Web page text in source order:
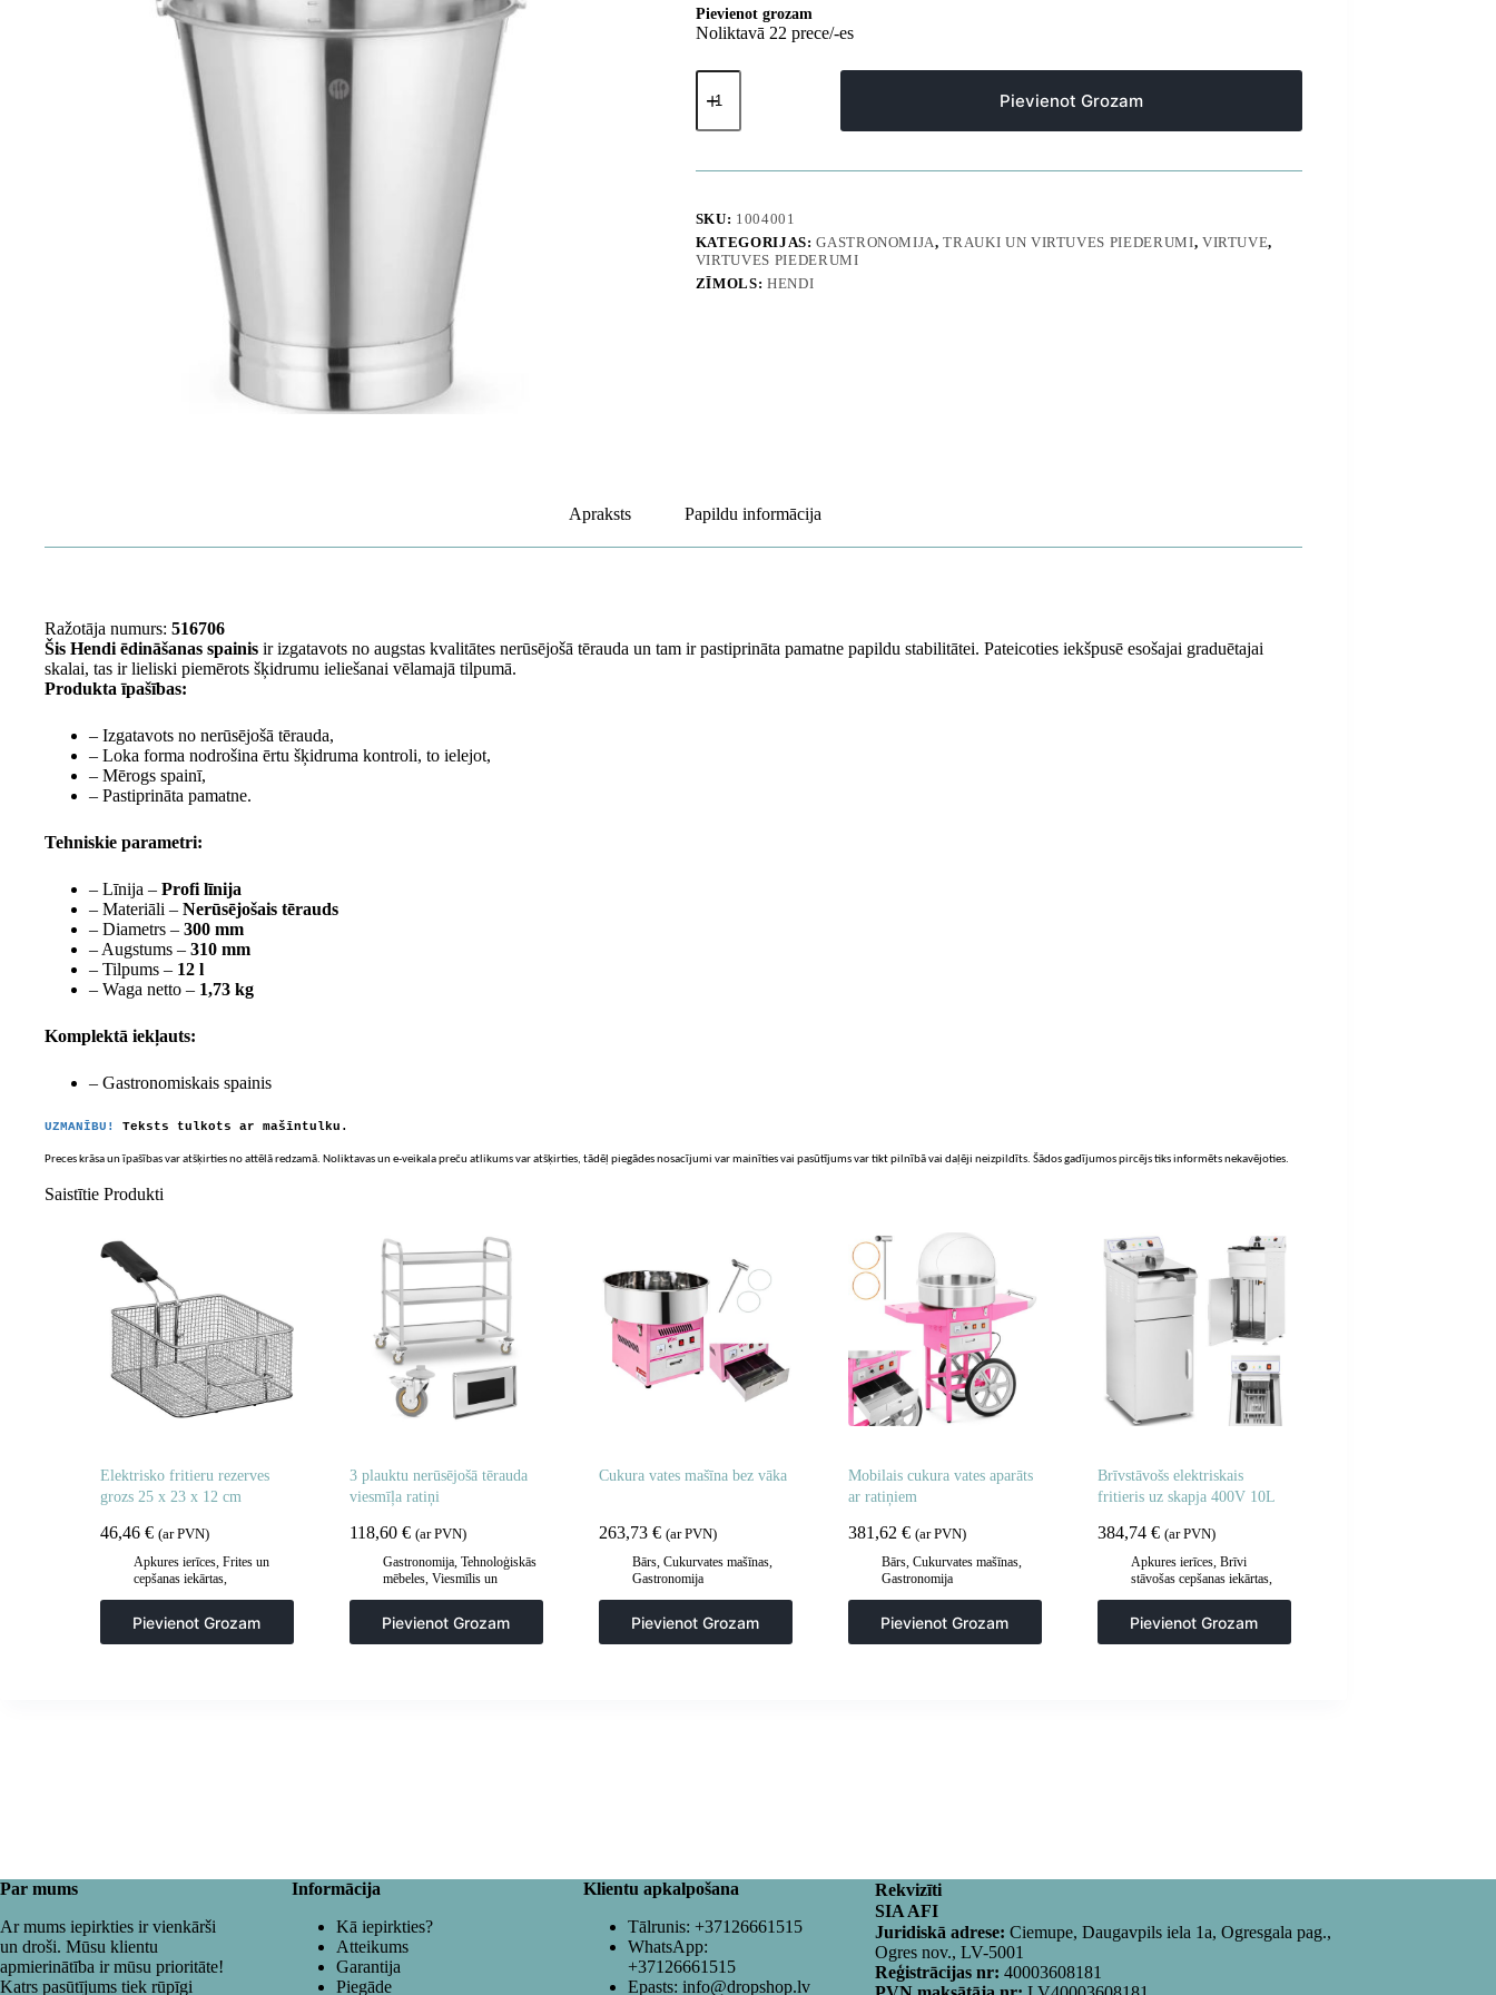
Pievienot grozam
Noliktavā 22 prece/-es
Gastronomisks
virtuves
ar
no
-
Hendi
516706
daudzums
Pievienot Grozam
SKU: 1004001
KATEGORIJAS:GASTRONOMIJA,TRAUKI UN VIRTUVES PIEDERUMI, VIRTUVE,
VIRTUVES PIEDERUMI
ZĪMOLS: HENDI
Apraksts Papildu informācija
Ražotāja numurs: 516706
Šis Hendi ēdināšanas spainis ir izgatavots no augstas kvalitātes nerūsējošā tērauda un tam ir pastiprināta pamatne papildu stabilitātei. Pateicoties iekšpusē esošajai graduētajai
skalai, tas ir lieliski piemērots šķidrumu ieliešanai vēlamajā tilpumā.
Produkta īpašības:
– Izgatavots no nerūsējošā tērauda,
– Loka forma nodrošina ērtu šķidruma kontroli, to ielejot,
– Mērogs spainī,
– Pastiprināta pamatne.
Tehniskie parametri:
– Līnija – Profi līnija
– Materiāli – Nerūsējošais tērauds
– Diametrs – 300 mm
– Augstums – 310 mm
– Tilpums – 12 l
– Waga netto – 1,73 kg
Komplektā iekļauts:
– Gastronomiskais spainis
UZMANĪBU! Teksts tulkots ar mašīntulku.
Preces krāsa un īpašības var atšķirties no attēlā redzamā. Noliktavas un e-veikala preču atlikums var atšķirties, tādēļ piegādes nosacījumi var mainīties vai pasūtījums var tikt pilnībā vai daļēji neizpildīts. Šādos gadījumos pircējs tiks informēts nekavējoties.
Saistītie Produkti
Elektrisko fritieru rezerves
grozs 25 x 23 x 12 cm
46,46 € (ar PVN)
Apkures ierīces, Frites un
cepšanas iekārtas,
Pievienot Grozam
3 plauktu nerūsējošā tērauda
viesmīļa ratiņi
118,60 € (ar PVN)
Gastronomija, Tehnoloģiskās
mēbeles, Viesmīlis un
Pievienot Grozam
Cukura vates mašīna bez vāka
263,73 € (ar PVN)
Bārs, Cukurvates mašīnas,
Gastronomija
Pievienot Grozam
Mobilais cukura vates aparāts
ar ratiņiem
381,62 € (ar PVN)
Bārs, Cukurvates mašīnas,
Gastronomija
Pievienot Grozam
Brīvstāvošs elektriskais
fritieris uz skapja 400V 10L
384,74 € (ar PVN)
Apkures ierīces, Brīvi
stāvošas cepšanas iekārtas,
Pievienot Grozam
Par mums
Ar mums iepirkties ir vienkārši
un droši. Mūsu klientu
apmierinātība ir mūsu prioritāte!
Katrs pasūtījums tiek rūpīgi
Informācija
Kā iepirkties?
Atteikums
Garantija
Piegāde
Klientu apkalpošana
Tālrunis: +37126661515
WhatsApp:
+37126661515
Epasts: info@dropshop.lv
Rekvizīti
SIA AFI
Juridiskā adrese: Ciemupe, Daugavpils iela 1a, Ogresgala pag.,
Ogres nov., LV-5001
Reģistrācijas nr: 40003608181